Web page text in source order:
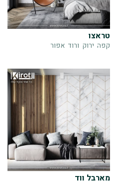
טראצו
קפה ירוק ורוד אפור
מארבל ווד